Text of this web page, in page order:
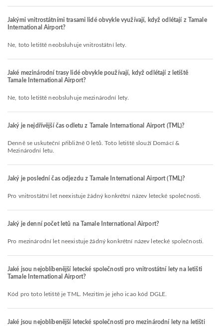
Jakými vnitrostátními trasami lidé obvykle využívají, když odlétají z Tamale
International Airport?
Ne, toto letiště neobsluhuje vnitrostátní lety.
Jaké mezinárodní trasy lidé obvykle používají, když odlétají z letiště
Tamale International Airport?
Ne, toto letiště neobsluhuje mezinárodní lety.
Jaký je nejdřívější čas odletu z Tamale International Airport (TML)?
Denně se uskuteční přibližně 0 letů. Toto letiště slouží Domácí &
Mezinárodní letu.
Jaký je poslední čas odjezdu z Tamale International Airport (TML)?
Pro vnitrostátní let neexistuje žádný konkrétní název letecké společnosti.
Jaký je denní počet letů na Tamale International Airport?
Pro mezinárodní let neexistuje žádný konkrétní název letecké společnosti.
Jaké jsou nejoblíbenější letecké společnosti pro vnitrostátní lety na letišti
Tamale International Airport?
Kód pro toto letiště je TML. Mezitím je jeho icao kód DGLE.
Jaké jsou nejoblíbenější letecké společnosti pro mezinárodní lety na letišti